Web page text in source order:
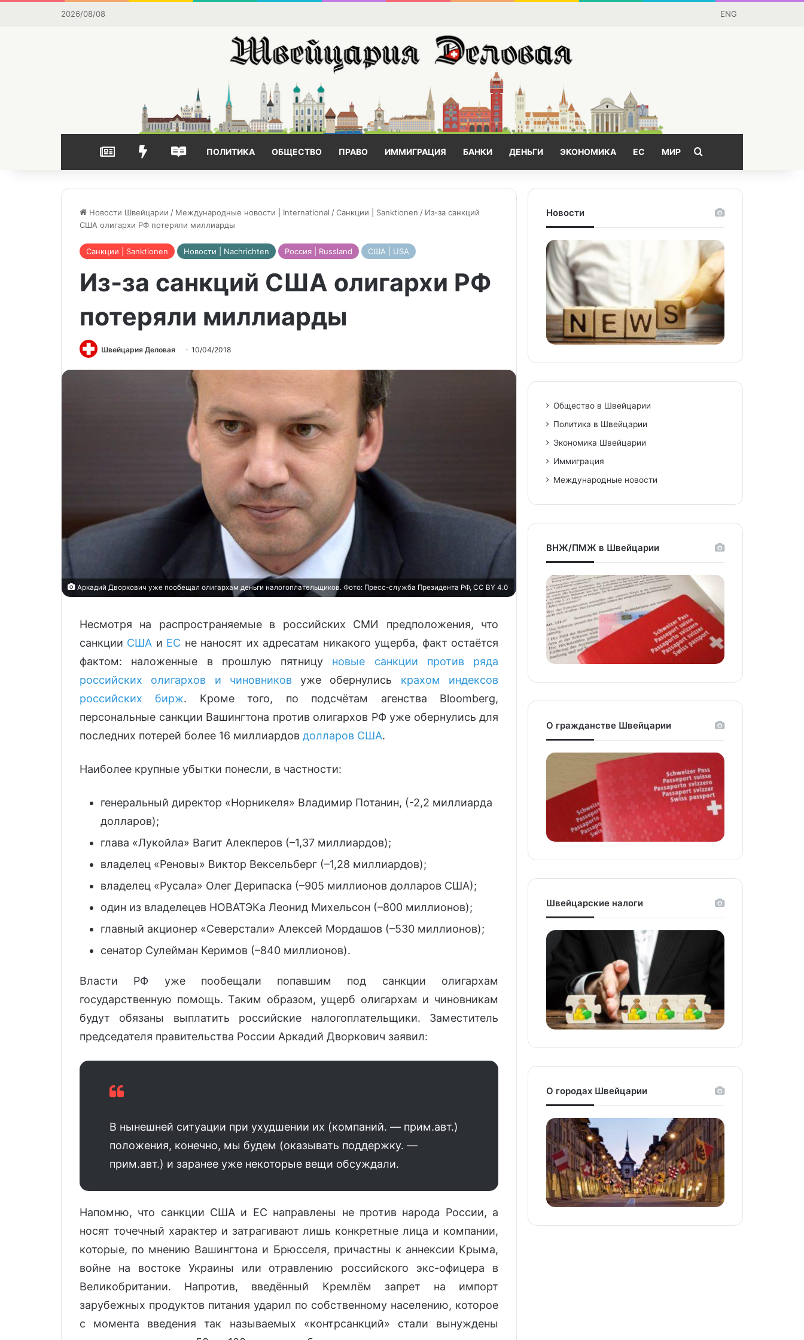
2026/08/08 ENG
НОВОСТИВЫБОР РЕДАКЦИИЧАСТО ЧИТАЕМОЕ
ПОЛИТИКА ОБЩЕСТВО ПРАВО ИММИГРАЦИЯ БАНКИ ДЕНЬГИ ЭКОНОМИКА ЕС МИР Поищем?
Новости Швейцарии / Международные новости | International /Санкции | Sanktionen / Из-за санкций
США олигархи РФ потеряли миллиарды
Санкции | Sanktionen Новости | Nachrichten Россия | Russland США | USA
Из-за санкций США олигархи РФ
потеряли миллиарды
Швейцария Деловая 10/04/2018
Аркадий Дворкович уже пообещал олигархам деньги налогоплательщиков. Фото: Пресс-служба Президента РФ, CC BY 4.0
Несмотря на распространяемые в российских СМИ предположения, что
санкции США и ЕС не наносят их адресатам никакого ущерба, факт остаётся
фактом: наложенные в прошлую пятницу новые санкции против ряда
российских олигархов и чиновниковуже обернулись крахом индексов
российских бирж. Кроме того, по подсчётам агенства Bloomberg,
персональные санкции Вашингтона против олигархов РФ уже обернулись для
последних потерей более 16 миллиардов долларов США.
Наиболее крупные убытки понесли, в частности:
генеральный директор «Норникеля» Владимир Потанин, (-2,2 миллиарда
долларов);
глава «Лукойла» Вагит Алекперов (–1,37 миллиардов);
владелец «Реновы» Виктор Вексельберг (–1,28 миллиардов);
владелец «Русала» Олег Дерипаска (–905 миллионов долларов США);
один из владелецев НОВАТЭКа Леонид Михельсон (–800 миллионов);
главный акционер «Северстали» Алексей Мордашов (–530 миллионов);
сенатор Сулейман Керимов (–840 миллионов).
Власти РФ уже пообещали попавшим под санкции олигархам
государственную помощь. Таким образом, ущерб олигархам и чиновникам
будут обязаны выплатить российские налогоплательщики. Заместитель
председателя правительства России Аркадий Дворкович заявил:
В нынешней ситуации при ухудшении их (компаний. — прим.авт.)
положения, конечно, мы будем (оказывать поддержку. —
прим.авт.) и заранее уже некоторые вещи обсуждали.
Напомню, что санкции США и ЕС направлены не против народа России, а
носят точечный характер и затрагивают лишь конкретные лица и компании,
которые, по мнению Вашингтона и Брюсселя, причастны к аннексии Крыма,
войне на востоке Украины или отравлению российского экс-офицера в
Великобритании. Напротив, введённый Кремлём запрет на импорт
зарубежных продуктов питания ударил по собственному населению, которое
с момента введения так называемых «контрсанкций» стали вынуждены
Новости
Общество в Швейцарии
Политика в Швейцарии
Экономика Швейцарии
Иммиграция
Международные новости
ВНЖ/ПМЖ в Швейцарии
О гражданстве Швейцарии
Швейцарские налоги
О городах Швейцарии